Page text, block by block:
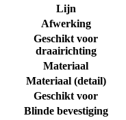
Lijn
Afwerking
Geschikt voor
draairichting
Materiaal
Materiaal (detail)
Geschikt voor
Blinde bevestiging